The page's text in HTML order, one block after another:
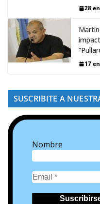
28
17
SUSCRIBITE A
Nombre